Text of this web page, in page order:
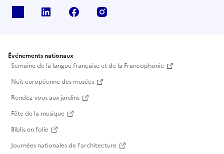
Linkedin Facebook
Événements nationaux
Semaine de la langue française et de la Francophonie
Nuit européenne des musées
Rendez-vous aux jardins
Fête de la musique
Biblis en folie
Journées nationales de l'architecture